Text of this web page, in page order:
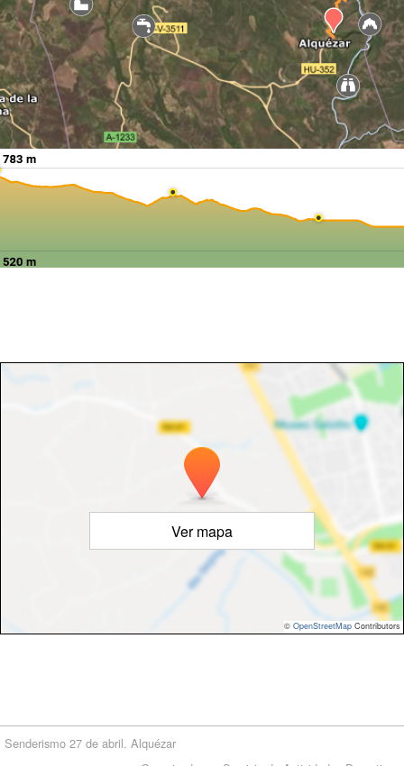
Ver mapa
© OpenStreetMap Contributors
Senderismo 27 de abril. Alquézar